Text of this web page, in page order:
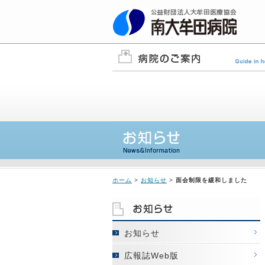
ホーム > お知らせ > 面会制限を緩和しました
お知らせ
広報誌Web版